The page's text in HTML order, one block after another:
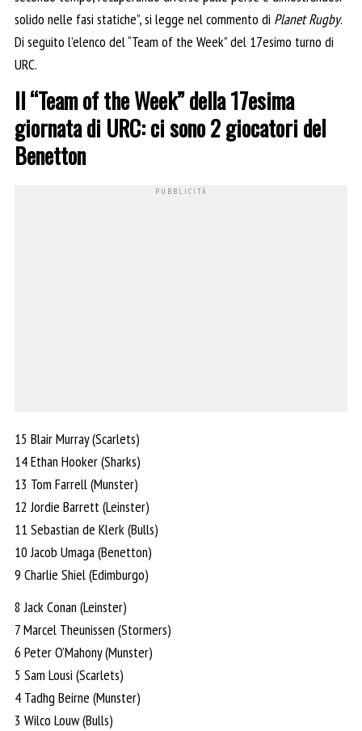
solido nelle fasi statiche”, si legge nel commento di Planet Rugby.
Di seguito l’elenco del “Team of the Week” del 17esimo turno di
URC.
Il “Team of the Week” della 17esima
giornata di URC: ci sono 2 giocatori del
Benetton
15 Blair Murray (Scarlets)
14 Ethan Hooker (Sharks)
13 Tom Farrell (Munster)
12 Jordie Barrett (Leinster)
11 Sebastian de Klerk (Bulls)
10 Jacob Umaga (Benetton)
9 Charlie Shiel (Edimburgo)
8 Jack Conan (Leinster)
7 Marcel Theunissen (Stormers)
6 Peter O’Mahony (Munster)
5 Sam Lousi (Scarlets)
4 Tadhg Beirne (Munster)
3 Wilco Louw (Bulls)